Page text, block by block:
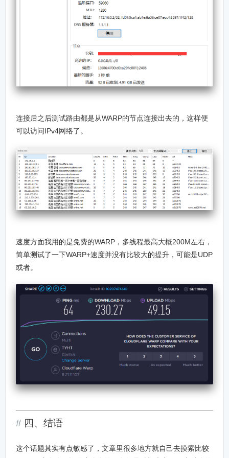
连接后之后测试路由都是从WARP的节点连接出去的，这样便
可以访问IPv4网络了。
速度方面我用的是免费的WARP，多线程最高大概200M左右，
简单测试了一下WARP+速度并没有比较大的提升，可能是UDP
或者。
四、结语
这个话题其实有点敏感了，文章里很多地方就自己去摸索比较